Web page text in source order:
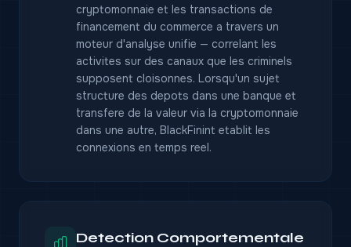
cryptomonnaie et les transactions de
financement du commerce a travers un
moteur d'analyse unifie — correlant les
activites sur des canaux que les criminels
supposent cloisonnes. Lorsqu'un sujet
structure des depots dans une banque et
transfere de la valeur via la cryptomonnaie
dans une autre, BlackFinint etablit les
connexions en temps reel.
Detection Comportementale